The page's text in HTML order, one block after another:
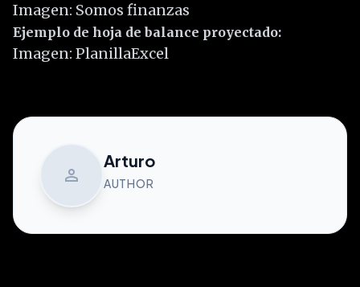
Imagen: Somos finanzas
Ejemplo de hoja de balance proyectado:
Imagen: PlanillaExcel
person
Arturo
AUTHOR